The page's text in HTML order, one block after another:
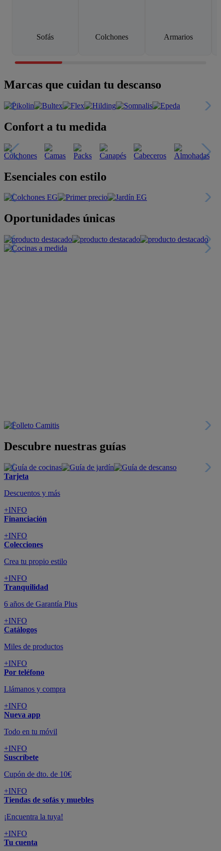
Sofás Colchones Armarios
Marcas que cuidan tu descanso
Confort a tu medida
Esenciales con estilo
Oportunidades únicas
Descubre nuestras guías
Tarjeta
Descuentos y más
+INFO
Financiación
+INFO
Colecciones
Crea tu propio estilo
+INFO
Tranquilidad
6 años de Garantía Plus
+INFO
Catálogos
Miles de productos
+INFO
Por teléfono
Llámanos y compra
+INFO
Nueva app
Todo en tu móvil
+INFO
Suscríbete
Cupón de dto. de 10€
+INFO
Tiendas de sofás y muebles
¡Encuentra la tuya!
+INFO
Tu cuenta